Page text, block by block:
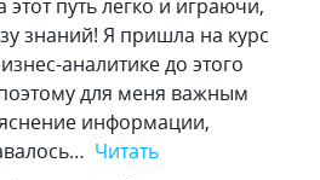
путь легко и играючи,
знаний! Я пришла на курс
аналитике до этого
для меня важным
информации,
Читать